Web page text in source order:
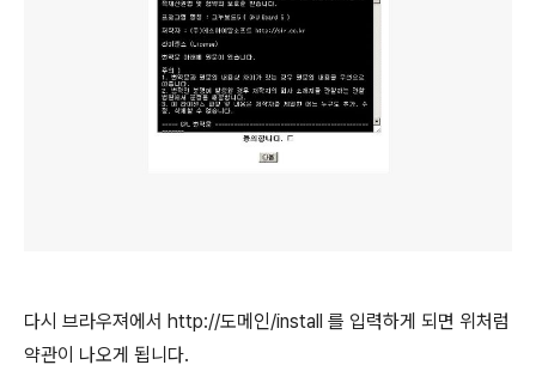
다시 브라우져에서 http://도메인/install 를 입력하게 되면 위처럼
약관이 나오게 됩니다.